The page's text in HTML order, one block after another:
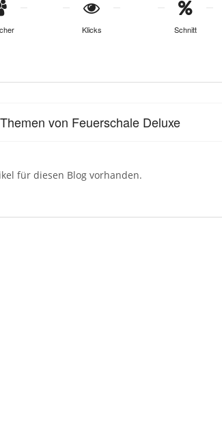
Klicks Schnitt
von Feuerschale Deluxe
für diesen Blog vorhanden.